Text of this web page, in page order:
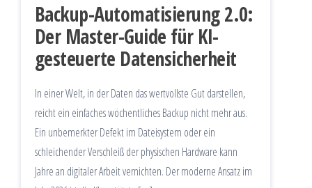
Backup-Automatisierung 2.0:
Der Master-Guide für KI-
gesteuerte Datensicherheit
In einer Welt, in der Daten das wertvollste Gut darstellen,
reicht ein einfaches wöchentliches Backup nicht mehr aus.
Ein unbemerkter Defekt im Dateisystem oder ein
schleichender Verschleiß der physischen Hardware kann
Jahre an digitaler Arbeit vernichten. Der moderne Ansatz im